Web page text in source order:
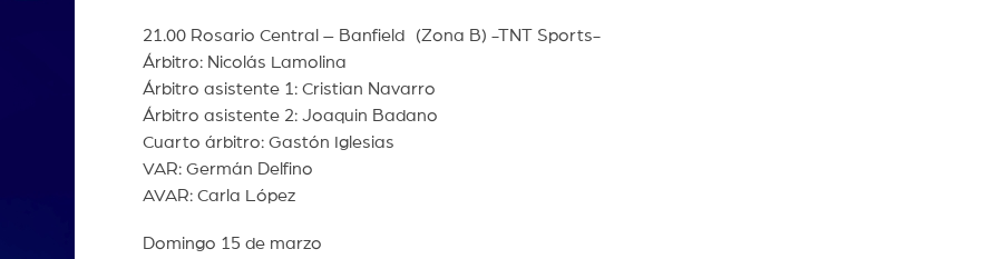
21.00 Rosario Central – Banfield (Zona B) -TNT Sports-
Árbitro: Nicolás Lamolina
Árbitro asistente 1: Cristian Navarro
Árbitro asistente 2: Joaquin Badano
Cuarto árbitro: Gastón Iglesias
VAR: Germán Delfino
AVAR: Carla López
Domingo 15 de marzo